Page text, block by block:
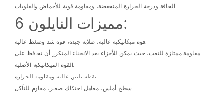
الجافة ودرجة الحرارة المنخفضة، ومقاومة قوية للأحماض والقلويات.
مميزات النايلون 6:
قوة ميكانيكية عالية، صلابة جيدة، قوة شد وضغط عالية.
مقاومة ممتازة للتعب، حيث يمكن للأجزاء بعد الانحناء المتكرر أن تحافظ على
القوة الميكانيكية الأصلية.
نقطة تليين عالية ومقاومة للحرارة.
سطح أملس، معامل احتكاك صغير، مقاوم للتآكل.